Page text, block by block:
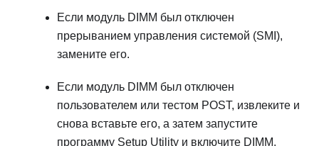
Если модуль DIMM был отключен
прерыванием управления системой (SMI),
замените его.
Если модуль DIMM был отключен
пользователем или тестом POST, извлеките и
снова вставьте его, а затем запустите
программу Setup Utility и включите DIMM.